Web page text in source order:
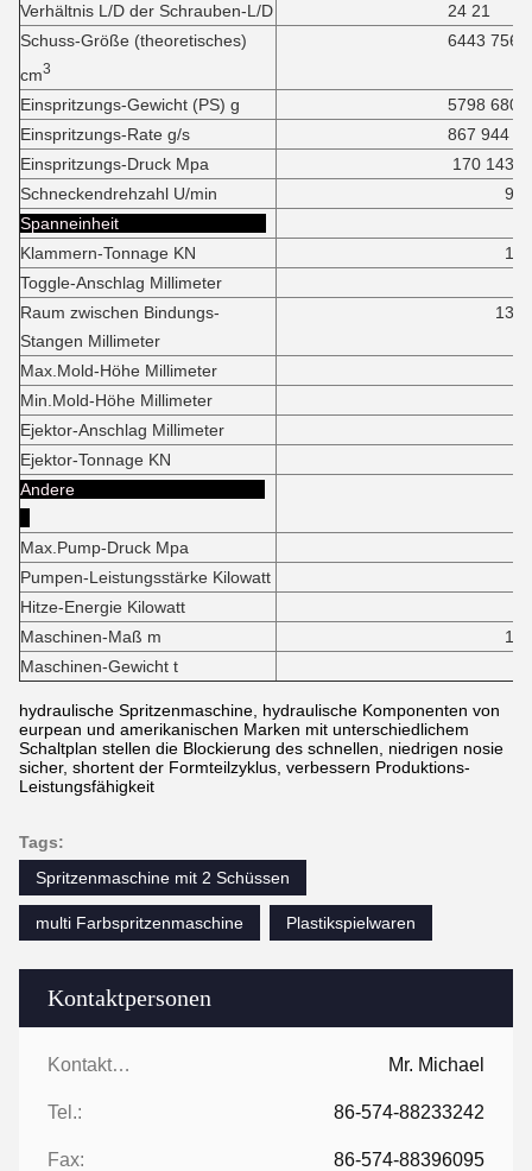
Kontaktpersonen
Kontaktpersonen: Mr. Michael
Tel.: 86-574-88233242
Fax: 86-574-88396095
Verhältnis L/D der Schrauben-L/D
24 21
Schuss-Größe (theoretisches)
cm3
6443 7561
Einspritzungs-Gewicht (PS) g
5798 6805
Einspritzungs-Rate g/s
867 944
Einspritzungs-Druck Mpa
170 143
Schneckendrehzahl U/min
90
Spanneinheit
Klammern-Tonnage KN
Toggle-Anschlag Millimeter
Raum zwischen Bindungs-
Stangen Millimeter
Max.Mold-Höhe Millimeter
Min.Mold-Höhe Millimeter
Ejektor-Anschlag Millimeter
Ejektor-Tonnage KN
Andere
Max.Pump-Druck Mpa
Pumpen-Leistungsstärke Kilowatt
Hitze-Energie Kilowatt
Maschinen-Maß m
Maschinen-Gewicht t
hydraulische Spritzenmaschine, hydraulische Komponenten von
eurpean und amerikanischen Marken mit unterschiedlichem
Schaltplan stellen die Blockierung des schnellen, niedrigen nosie
sicher, shortent der Formteilzyklus, verbessern Produktions-
Leistungsfähigkeit
Tags:
Spritzenmaschine mit 2 Schüssen
multi Farbspritzenmaschine Plastikspielwaren